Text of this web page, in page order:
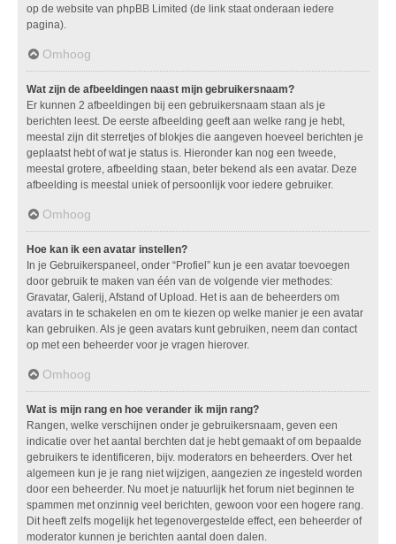
op de website van phpBB Limited (de link staat onderaan iedere
pagina).
Omhoog
Wat zijn de afbeeldingen naast mijn gebruikersnaam?
Er kunnen 2 afbeeldingen bij een gebruikersnaam staan als je
berichten leest. De eerste afbeelding geeft aan welke rang je hebt,
meestal zijn dit sterretjes of blokjes die aangeven hoeveel berichten je
geplaatst hebt of wat je status is. Hieronder kan nog een tweede,
meestal grotere, afbeelding staan, beter bekend als een avatar. Deze
afbeelding is meestal uniek of persoonlijk voor iedere gebruiker.
Omhoog
Hoe kan ik een avatar instellen?
In je Gebruikerspaneel, onder “Profiel” kun je een avatar toevoegen
door gebruik te maken van één van de volgende vier methodes:
Gravatar, Galerij, Afstand of Upload. Het is aan de beheerders om
avatars in te schakelen en om te kiezen op welke manier je een avatar
kan gebruiken. Als je geen avatars kunt gebruiken, neem dan contact
op met een beheerder voor je vragen hierover.
Omhoog
Wat is mijn rang en hoe verander ik mijn rang?
Rangen, welke verschijnen onder je gebruikersnaam, geven een
indicatie over het aantal berchten dat je hebt gemaakt of om bepaalde
gebruikers te identificeren, bijv. moderators en beheerders. Over het
algemeen kun je je rang niet wijzigen, aangezien ze ingesteld worden
door een beheerder. Nu moet je natuurlijk het forum niet beginnen te
spammen met onzinnig veel berichten, gewoon voor een hogere rang.
Dit heeft zelfs mogelijk het tegenovergestelde effect, een beheerder of
moderator kunnen je berichten aantal doen dalen.